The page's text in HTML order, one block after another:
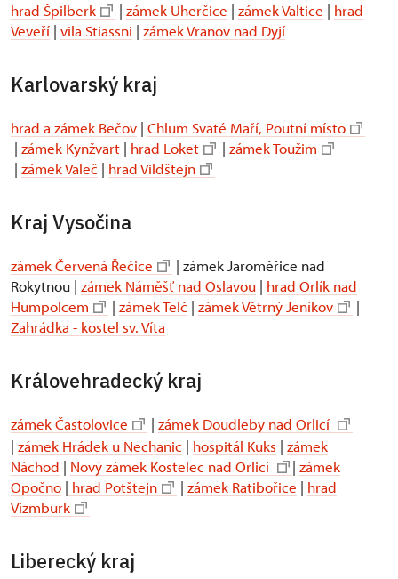
hrad Špilberk | zámek Uherčice | zámek Valtice | hrad
Veveří | vila Stiassni | zámek Vranov nad Dyjí
Karlovarský kraj
hrad a zámek Bečov | Chlum Svaté Maří, Poutní místo
| zámek Kynžvart | hrad Loket | zámek Toužim
| zámek Valeč | hrad Vildštejn
Kraj Vysočina
zámek Červená Řečice
| zámek Jaroměřice nad
Rokytnou | zámek Náměšť nad Oslavou | hrad Orlík nad
Humpolcem
| zámek Telč | zámek Větrný Jeníkov
|
Zahrádka - kostel sv. Víta
Královehradecký kraj
zámek Častolovice | zámek Doudleby nad Orlicí
| zámek Hrádek u Nechanic | hospitál Kuks | zámek
Náchod | Nový zámek Kostelec nad Orlicí | zámek
Opočno | hrad Potštejn | zámek Ratibořice | hrad
Vízmburk
Liberecký kraj